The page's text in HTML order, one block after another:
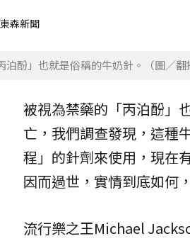
東森新聞
泊酚」也就是俗稱的牛奶針。（圖／翻
被視為禁藥的「丙泊酚」
亡，我們調查發現，這種
程 」的針劑來使用，現在
因而過世，實情到底如何
流行樂之王Michael